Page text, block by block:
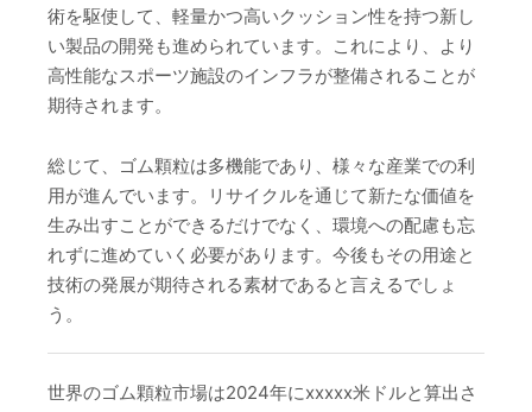
術を駆使して、軽量かつ高いクッション性を持つ新し
い製品の開発も進められています。これにより、より
高性能なスポーツ施設のインフラが整備されることが
期待されます。
総じて、ゴム顆粒は多機能であり、様々な産業での利
用が進んでいます。リサイクルを通じて新たな価値を
生み出すことができるだけでなく、環境への配慮も忘
れずに進めていく必要があります。今後もその用途と
技術の発展が期待される素材であると言えるでしょ
う。
世界のゴム顆粒市場は2024年にxxxxx米ドルと算出さ